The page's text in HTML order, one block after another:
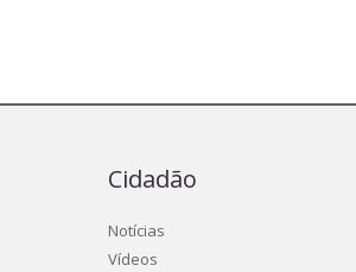
Cidadão
Notícias
Vídeos